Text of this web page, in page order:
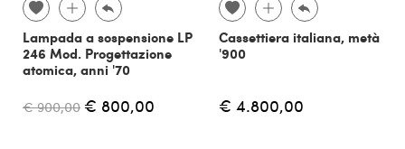
Lampada a sospensione LP
246 Mod. Progettazione
atomica, anni '70
€ 900,00 € 800,00
Cassettiera italiana, metà
'900
€ 4.800,00